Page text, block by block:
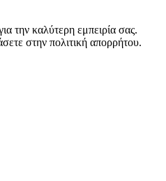
την καλύτερη εμπειρία σας.
στην πολιτική απορρήτου.